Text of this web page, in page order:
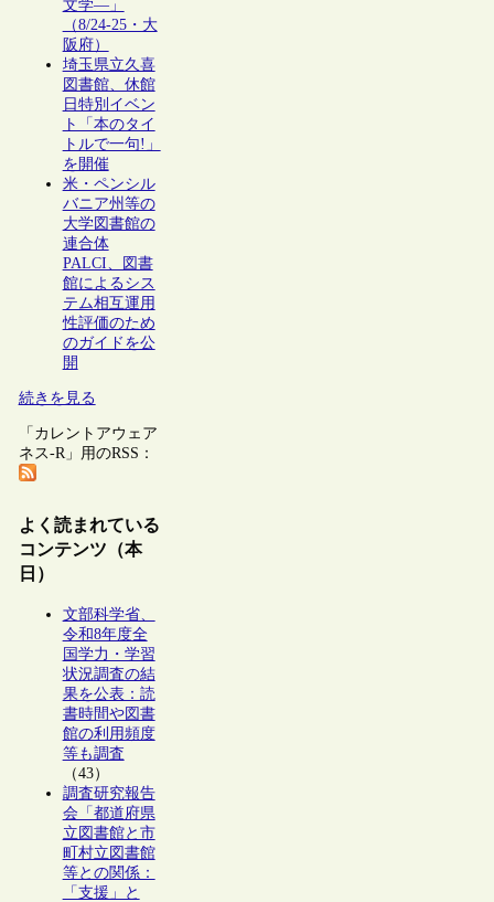
文学―」
（8/24-25・大
阪府）
埼玉県立久喜
図書館、休館
日特別イベン
ト「本のタイ
トルで一句!」
を開催
米・ペンシル
バニア州等の
大学図書館の
連合体
PALCI、図書
館によるシス
テム相互運用
性評価のため
のガイドを公
開
続きを見る
「カレントアウェア
ネス-R」用のRSS：
よく読まれている
コンテンツ（本
日）
文部科学省、
令和8年度全
国学力・学習
状況調査の結
果を公表：読
書時間や図書
館の利用頻度
等も調査
（43）
調査研究報告
会「都道府県
立図書館と市
町村立図書館
等との関係：
「支援」と